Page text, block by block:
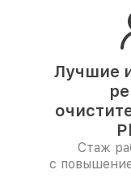
Лучшие
Стаж
с